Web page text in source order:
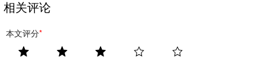
相关评论
本文评分*